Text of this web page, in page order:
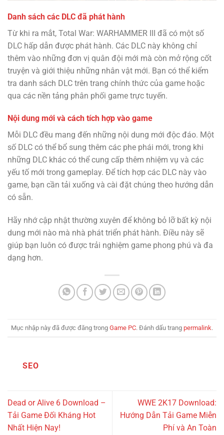
Danh sách các DLC đã phát hành
Từ khi ra mắt, Total War: WARHAMMER III đã có một số
DLC hấp dẫn được phát hành. Các DLC này không chỉ
thêm vào những đơn vị quân đội mới mà còn mở rộng cốt
truyện và giới thiệu những nhân vật mới. Bạn có thể kiểm
tra danh sách DLC trên trang chính thức của game hoặc
qua các nền tảng phân phối game trực tuyến.
Nội dung mới và cách tích hợp vào game
Mỗi DLC đều mang đến những nội dung mới độc đáo. Một
số DLC có thể bổ sung thêm các phe phái mới, trong khi
những DLC khác có thể cung cấp thêm nhiệm vụ và các
yếu tố mới trong gameplay. Để tích hợp các DLC này vào
game, bạn cần tải xuống và cài đặt chúng theo hướng dẫn
có sẵn.
Hãy nhớ cập nhật thường xuyên để không bỏ lỡ bất kỳ nội
dung mới nào mà nhà phát triển phát hành. Điều này sẽ
giúp bạn luôn có được trải nghiệm game phong phú và đa
dạng hơn.
Mục nhập này đã được đăng trong Game PC. Đánh dấu trang permalink.
SEO
Dead or Alive 6 Download –
Tải Game Đối Kháng Hot
Nhất Hiện Nay!
WWE 2K17 Download:
Hướng Dẫn Tải Game Miễn
Phí và An Toàn